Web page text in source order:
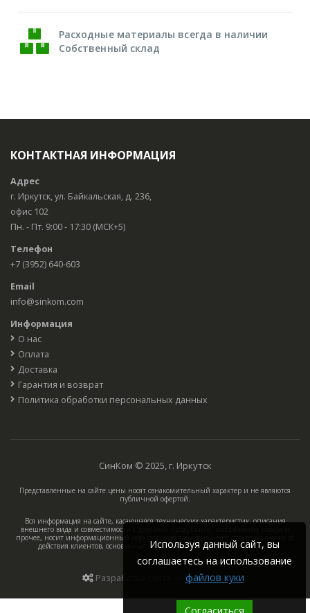
Используя данный сайт, вы
соглашаетесь на использование
файлов куки
Расходные материалы всегда в наличии
Собственный склад
КОНТАКТНАЯ ИНФОРМАЦИЯ
Адрес
г. Иркутск, ул. Байкальская, д. 236,
офис 102
Пн. - Пт. 9:00 - 17:30 (МСК+5)
Телефон
+7 (3952) 640-603
Email
info@sinkom.com
Информация
О нас
Оплата
Доставка
Гарантия и возврат
Политика обработки персональных данных
СинКом © 2025, г. Иркутск
Представленные на сайте цены носят ознакомительный характер и не являются
публичной офертой.
Вся информация на сайте, касающаяся технических характеристик, описания
внешнего вида и совместимости с другими продуктами, изображение товара и
прочее, носит информационный характер, компания не несёт ответственности за
действия клиентов, основанные на приведённых в каталоге данных.
Разработка сайта — Вангер.рф